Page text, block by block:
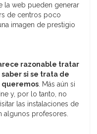
la web pueden generar
de centros poco
imagen de prestigio
razonable tratar
si se trata de
queremos . Más aún si
y, por lo tanto, no
las instalaciones de
algunos profesores.